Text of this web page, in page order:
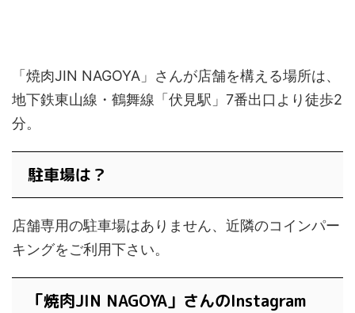
「焼肉JIN NAGOYA」さんが店舗を構える場所は、
地下鉄東山線・鶴舞線「伏見駅」7番出口より徒歩2
分。
駐車場は？
店舗専用の駐車場はありません、近隣のコインパー
キングをご利用下さい。
「焼肉JIN NAGOYA」さんのInstagram